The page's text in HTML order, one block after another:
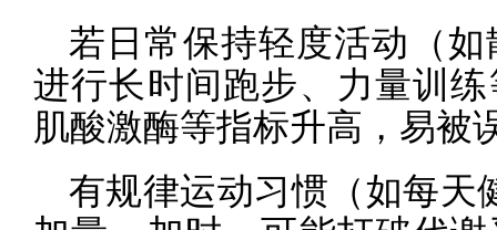
若日常保持轻度活动（
进行长时间跑步、力量训
肌酸激酶等指标升高，易被
有规律运动习惯（如每天